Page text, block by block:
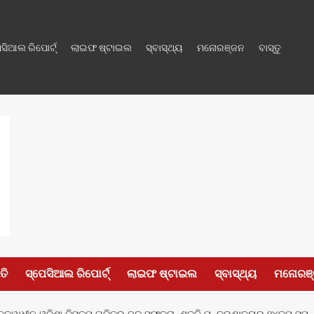
ରିପୋର୍ଟ୍ ଲାଇଫ ଷ୍ଟାଇଲ ସ୍ବାସ୍ଥ୍ୟ ମନୋରଞ୍ଜନ ବାସ୍ତୁ
ସ୍ପେସିଆଲ ରିପୋର୍ଟ୍ ଲାଇଫ ଷ୍ଟାଇଲ ସ୍ବାସ୍ଥ୍ୟ